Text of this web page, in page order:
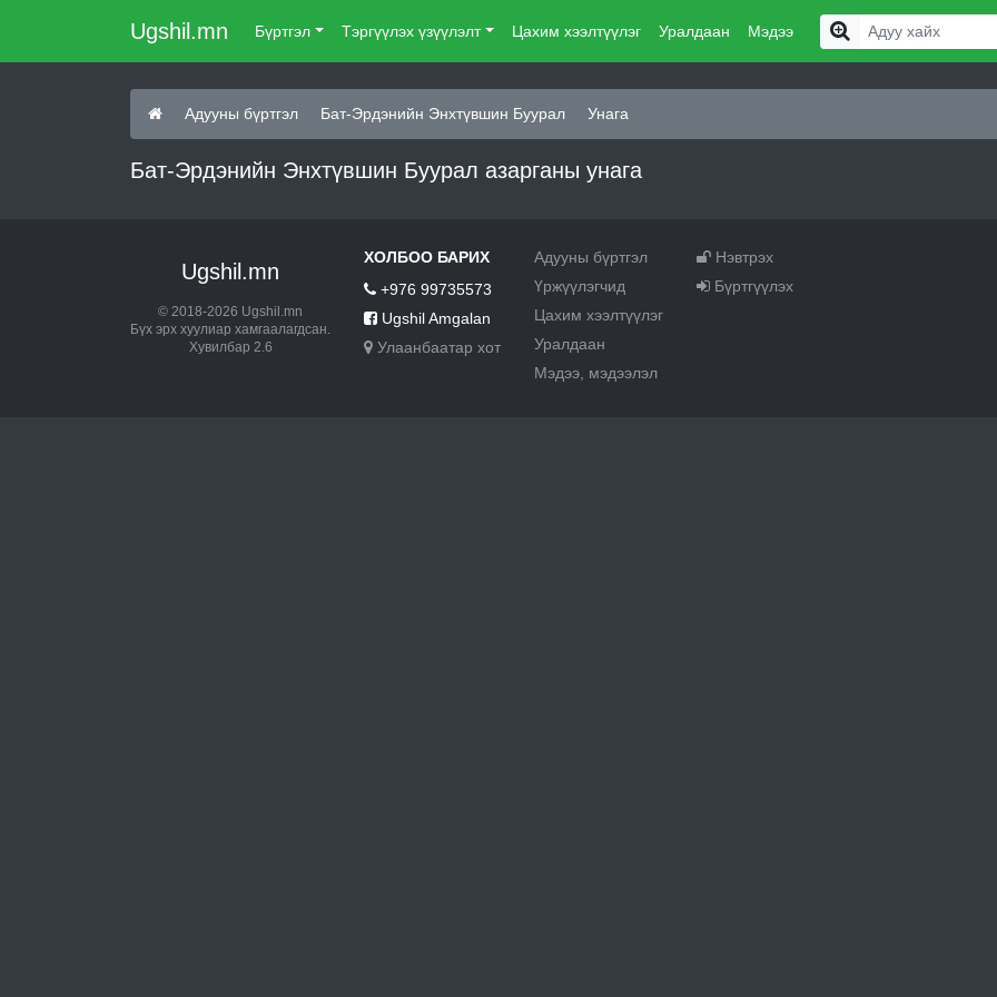
Ugshil.mn Бүртгэл Тэргүүлэх үзүүлэлт Цахим хээлтүүлэг Уралдаан Мэдээ
Адууны бүртгэл Бат-Эрдэнийн Энхтүвшин Буурал Унага
Бат-Эрдэнийн Энхтүвшин Буурал азарганы унага
Ugshil.mn
© 2018-2026 Ugshil.mn
Бүх эрх хуулиар хамгаалагдсан.
Хувилбар 2.6
ХОЛБОО БАРИХ
+976 99735573
Ugshil Amgalan
Улаанбаатар хот
Адууны бүртгэл
Үржүүлэгчид
Цахим хээлтүүлэг
Уралдаан
Мэдээ, мэдээлэл
Нэвтрэх
Бүртгүүлэх